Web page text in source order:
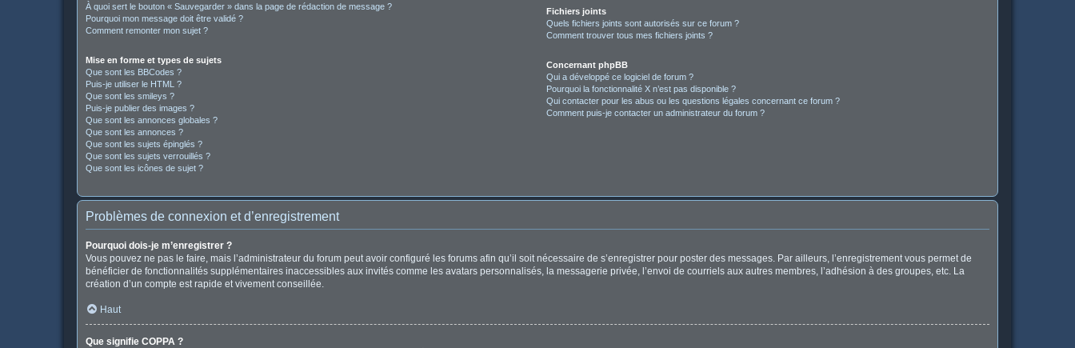
À quoi sert le bouton « Sauvegarder » dans la page de rédaction de message ?
Pourquoi mon message doit être validé ?
Comment remonter mon sujet ?
Mise en forme et types de sujets
Que sont les BBCodes ?
Puis-je utiliser le HTML ?
Que sont les smileys ?
Puis-je publier des images ?
Que sont les annonces globales ?
Que sont les annonces ?
Que sont les sujets épinglés ?
Que sont les sujets verrouillés ?
Que sont les icônes de sujet ?
Fichiers joints
Quels fichiers joints sont autorisés sur ce forum ?
Comment trouver tous mes fichiers joints ?
Concernant phpBB
Qui a développé ce logiciel de forum ?
Pourquoi la fonctionnalité X n’est pas disponible ?
Qui contacter pour les abus ou les questions légales concernant ce forum ?
Comment puis-je contacter un administrateur du forum ?
Problèmes de connexion et d’enregistrement
Pourquoi dois-je m’enregistrer ?
Vous pouvez ne pas le faire, mais l’administrateur du forum peut avoir configuré les forums afin qu’il soit nécessaire de s’enregistrer pour poster des messages. Par ailleurs, l’enregistrement vous permet de
bénéficier de fonctionnalités supplémentaires inaccessibles aux invités comme les avatars personnalisés, la messagerie privée, l’envoi de courriels aux autres membres, l’adhésion à des groupes, etc. La
création d’un compte est rapide et vivement conseillée.
Haut
Que signifie COPPA ?